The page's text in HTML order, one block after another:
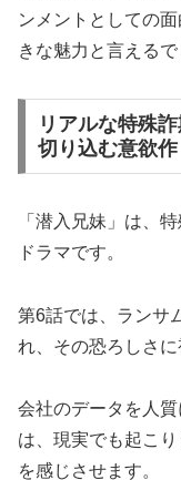
ンメントとしての
きな魅力と言えるで
リアルな特殊
切り込む意欲作
「潜入兄妹」は、
ドラマです。
第6話では、ランサ
れ、その恐ろしさに
会社のデータを人
は、現実でも起こ
を感じさせます。